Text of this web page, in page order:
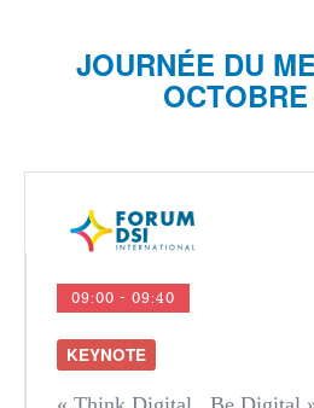
JOURNÉE DU
09:00 - 09:40
KEYNOTE